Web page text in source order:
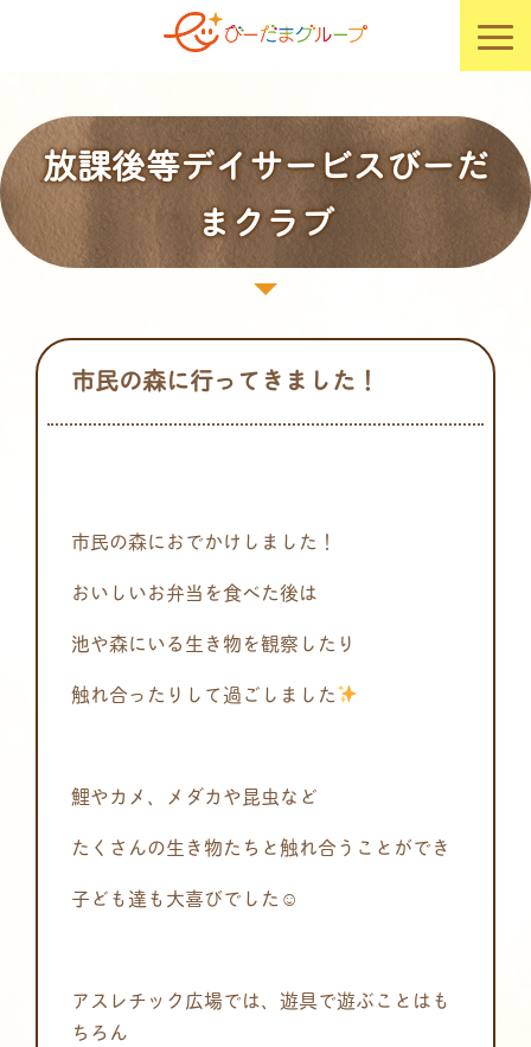
放課後等デイサービスびーだ
まクラブ
市民の森に行ってきました！
市民の森におでかけしました！
おいしいお弁当を食べた後は
池や森にいる生き物を観察したり
触れ合ったりして過ごしました
鯉やカメ、メダカや昆虫など
たくさんの生き物たちと触れ合うことができ
子ども達も大喜びでした☺
アスレチック広場では、遊具で遊ぶことはも
ちろん